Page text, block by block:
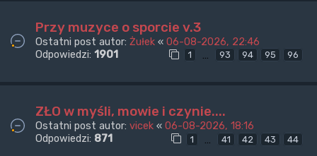
Przy muzyce o sporcie v.3
Ostatni post autor: Żułek « 06-08-2026, 22:46
Odpowiedzi: 1901 1 … 93 94 95 96
ZŁO w myśli, mowie i czynie....
Ostatni post autor: vicek « 06-08-2026, 18:16
Odpowiedzi: 871 1 … 41 42 43 44